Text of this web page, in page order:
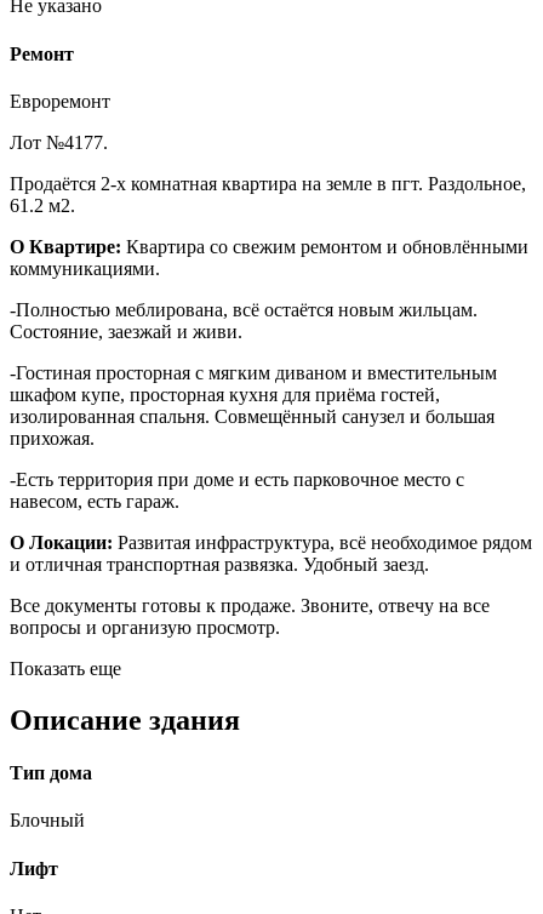
Не указано
Ремонт
Евроремонт
Лот №4177.
Продаётся 2-х комнатная квартира на земле в пгт. Раздольное,
61.2 м2.
О Квартире: Квартира со свежим ремонтом и обновлёнными
коммуникациями.
-Полностью меблирована, всё остаётся новым жильцам.
Состояние, заезжай и живи.
-Гостиная просторная с мягким диваном и вместительным
шкафом купе, просторная кухня для приёма гостей,
изолированная спальня. Совмещённый санузел и большая
прихожая.
-Есть территория при доме и есть парковочное место с
навесом, есть гараж.
О Локации: Развитая инфраструктура, всё необходимое рядом
и отличная транспортная развязка. Удобный заезд.
Все документы готовы к продаже. Звоните, отвечу на все
вопросы и организую просмотр.
Показать еще
Описание здания
Тип дома
Блочный
Лифт